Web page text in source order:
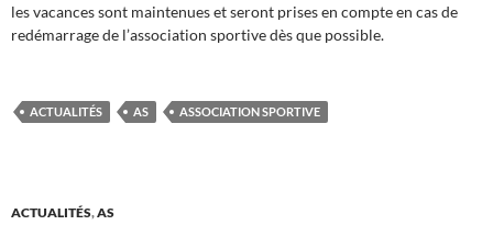
les vacances sont maintenues et seront prises en compte en cas de
redémarrage de l’association sportive dès que possible.
ACTUALITÉS AS ASSOCIATION SPORTIVE
ACTUALITÉS,AS